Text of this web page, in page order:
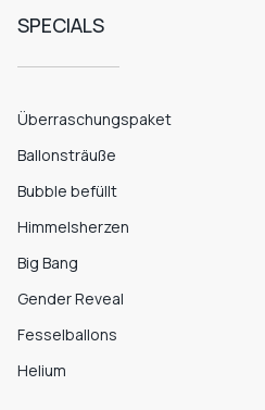
SPECIALS
Überraschungspaket
Ballonsträuße
Bubble befüllt
Himmelsherzen
Big Bang
Gender Reveal
Fesselballons
Helium